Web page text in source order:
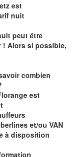
est
nuit
peut être
! Alors si possible,
combien
est
et/ou VAN
à disposition